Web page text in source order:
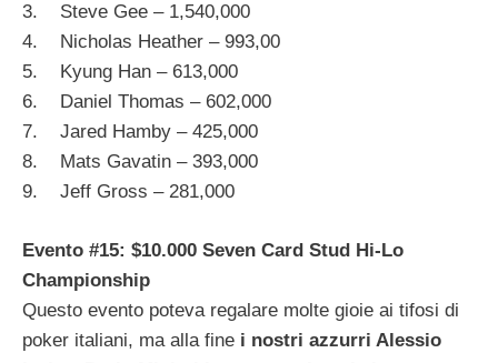
3. Steve Gee – 1,540,000
4. Nicholas Heather – 993,00
5. Kyung Han – 613,000
6. Daniel Thomas – 602,000
7. Jared Hamby – 425,000
8. Mats Gavatin – 393,000
9. Jeff Gross – 281,000
Evento #15: $10.000 Seven Card Stud Hi-Lo
Championship
Questo evento poteva regalare molte gioie ai tifosi di
poker italiani, ma alla fine i nostri azzurri Alessio